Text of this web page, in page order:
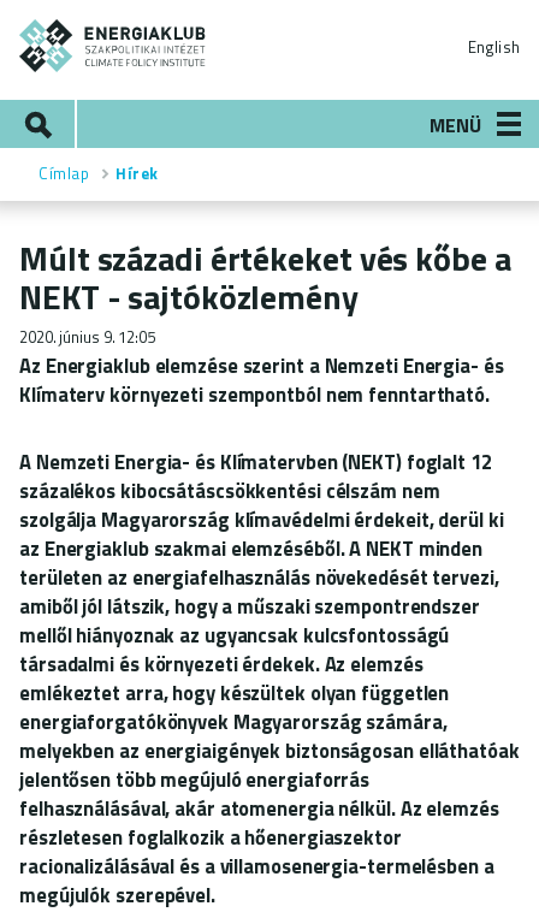
Ugrás
tartalomra
English
MENÜ
Morzsa
Címlap Hírek
Múlt századi értékeket vés kőbe a
NEKT - sajtóközlemény
2020. június 9. 12:05
Az Energiaklub elemzése szerint a Nemzeti Energia- és
Klímaterv környezeti szempontból nem fenntartható.
A Nemzeti Energia- és Klímatervben (NEKT) foglalt 12
százalékos kibocsátáscsökkentési célszám nem
szolgálja Magyarország klímavédelmi érdekeit, derül ki
az Energiaklub szakmai elemzéséből. A NEKT minden
területen az energiafelhasználás növekedését tervezi,
amiből jól látszik, hogy a műszaki szempontrendszer
mellől hiányoznak az ugyancsak kulcsfontosságú
társadalmi és környezeti érdekek. Az elemzés
emlékeztet arra, hogy készültek olyan független
energiaforgatókönyvek Magyarország számára,
melyekben az energiaigények biztonságosan elláthatóak
jelentősen több megújuló energiaforrás
felhasználásával, akár atomenergia nélkül. Az elemzés
részletesen foglalkozik a hőenergiaszektor
racionalizálásával és a villamosenergia-termelésben a
megújulók szerepével.